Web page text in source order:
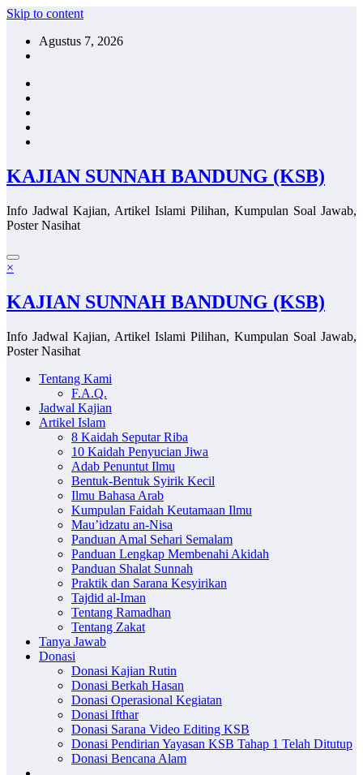
Skip to content
Agustus 7, 2026
KAJIAN SUNNAH BANDUNG (KSB)
Info Jadwal Kajian, Artikel Islami Pilihan, Kumpulan Soal Jawab,
Poster Nasihat
×
KAJIAN SUNNAH BANDUNG (KSB)
Info Jadwal Kajian, Artikel Islami Pilihan, Kumpulan Soal Jawab,
Poster Nasihat
Tentang Kami
F.A.Q.
Jadwal Kajian
Artikel Islam
8 Kaidah Seputar Riba
10 Kaidah Penyucian Jiwa
Adab Penuntut Ilmu
Bentuk-Bentuk Syirik Kecil
Ilmu Bahasa Arab
Kumpulan Faidah Keutamaan Ilmu
Mau’idzatu an-Nisa
Panduan Amal Sehari Semalam
Panduan Lengkap Membenahi Akidah
Panduan Shalat Sunnah
Praktik dan Sarana Kesyirikan
Tajdid al-Iman
Tentang Ramadhan
Tentang Zakat
Tanya Jawab
Donasi
Donasi Kajian Rutin
Donasi Berkah Hasan
Donasi Operasional Kegiatan
Donasi Ifthar
Donasi Sarana Video Editing KSB
Donasi Pendirian Yayasan KSB Tahap 1 Telah Ditutup
Donasi Bencana Alam